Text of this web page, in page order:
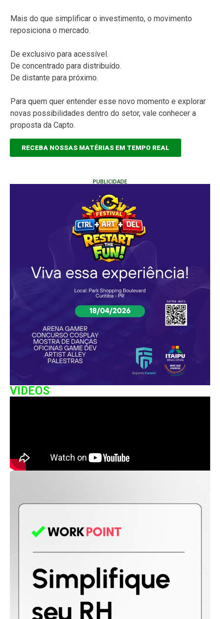
Mais do que simplificar o investimento, o movimento
reposiciona o mercado.
De exclusivo para acessível.
De concentrado para distribuído.
De distante para próximo.
Para quem quer entender esse novo momento e explorar
novas possibilidades dentro do setor, vale conhecer a
proposta da Capto.
RECEBA NOSSAS MATÉRIAS EM TEMPO REAL
PUBLICIDADE
VIDEOS